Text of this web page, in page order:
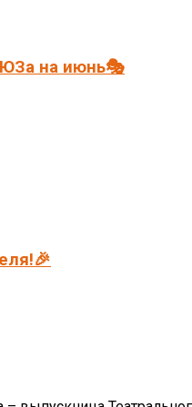
на июнь🎭